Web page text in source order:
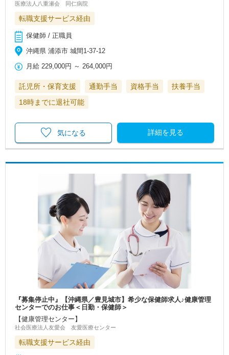
医療法人八重瀬会 同仁病院
転職支援サービス経由
保健師 / 正職員
沖縄県 浦添市 城間1-37-12
月給 229,000円 ～264,000円
託児所・保育支援 通勤手当 資格手当
扶養手当
18時までに退社可能
詳細を見る
気になる
『募集停止中』【沖縄県／豊見城市】希少な保健師求人♪健康管理
センターでのお仕事＜日勤・保健師＞
【健康管理センター】
社会医療法人友愛会 友愛医療センター
転職支援サービス経由